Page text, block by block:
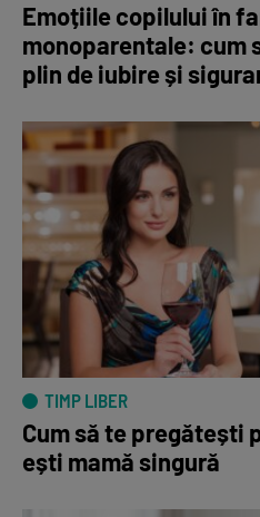
Emoțiile copilului în
monoparentale: cum
plin de iubire și
TIMP LIBER
Cum să te pregătești
ești mamă singură